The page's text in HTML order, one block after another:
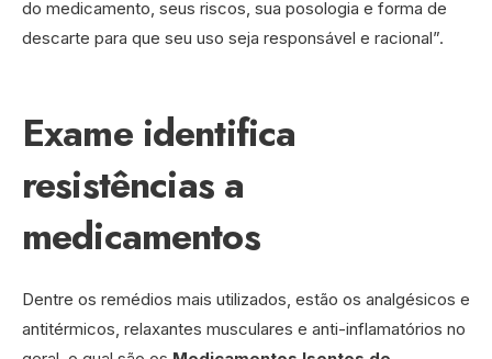
do medicamento, seus riscos, sua posologia e forma de
descarte para que seu uso seja responsável e racional”.
Exame identifica
resistências a
medicamentos
Dentre os remédios mais utilizados, estão os analgésicos e
antitérmicos, relaxantes musculares e anti-inflamatórios no